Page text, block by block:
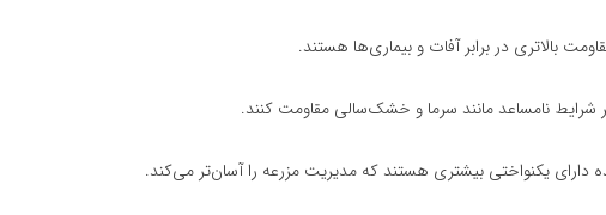
بالاتری در برابر آفات و بیماری‌ها هستند.
شرایط نامساعد مانند سرما و خشک‌سالی مقاومت کنند.
یکنواختی بیشتری هستند که مدیریت مزرعه را آسان‌تر می‌کند.